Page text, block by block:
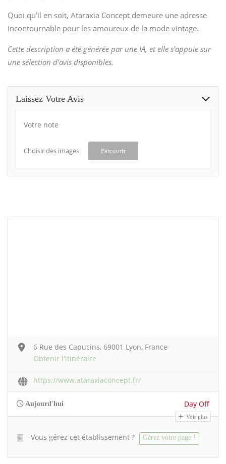
Quoi qu’il en soit, Ataraxia Concept demeure une adresse
incontournable pour les amoureux de la mode vintage.
Cette description a été générée par une IA, et elle s’appuie sur
une sélection d’avis disponibles.
Laissez Votre Avis
Votre note
Choisir des images Parcourir
6 Rue des Capucins, 69001 Lyon, France
Obtenir l'itinéraire
https://www.ataraxiaconcept.fr/
Aujourd'hui Day Off
Voir plus
Vous gérez cet établissement ? Gérez votre page !